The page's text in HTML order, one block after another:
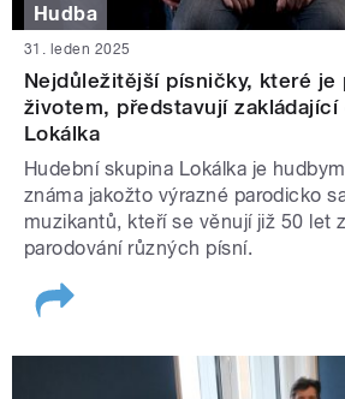
Hudba
31. leden 2025
Nejdůležitější písničky, které je
životem, představují
Lokálka
Hudební skupina Lokálka je
známa jakožto výrazné parodicko
muzikantů, kteří se věnují již 50 let
parodování různých písní.